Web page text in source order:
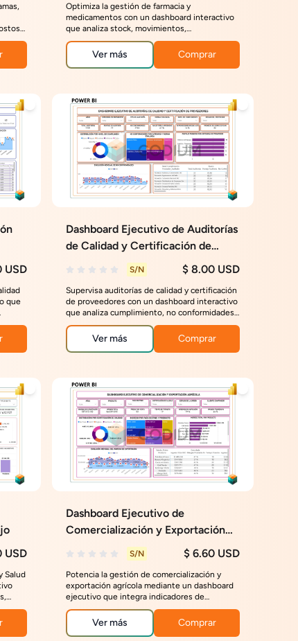
Optimiza la gestión de farmacia y
medicamentos con un dashboard interactivo
que analiza stock, movimientos,
vencimientos, mermas y costos para mejorar
el abastecimiento y reducir pérdidas.
Ver más Comprar
USD
que
toma
Dashboard Ejecutivo de Auditorías
de Calidad y Certificación de
Proveedores
S/N $ 8.00 USD
Supervisa auditorías de calidad y certificación
de proveedores con un dashboard interactivo
que analiza cumplimiento, no conformidades,
riesgos y desempeño para fortalecer la
gestión y el control de proveedores.
Ver más Comprar
USD
Salud
Dashboard Ejecutivo de
Comercialización y Exportación
S/N $ 6.60 USD
Potencia la gestión de comercialización y
exportación agrícola mediante un dashboard
ejecutivo que integra indicadores de
ingresos, márgenes, proporcionando
información estratégica para optimizar las
ventas internacionales y la rentabilidad del
Ver más Comprar